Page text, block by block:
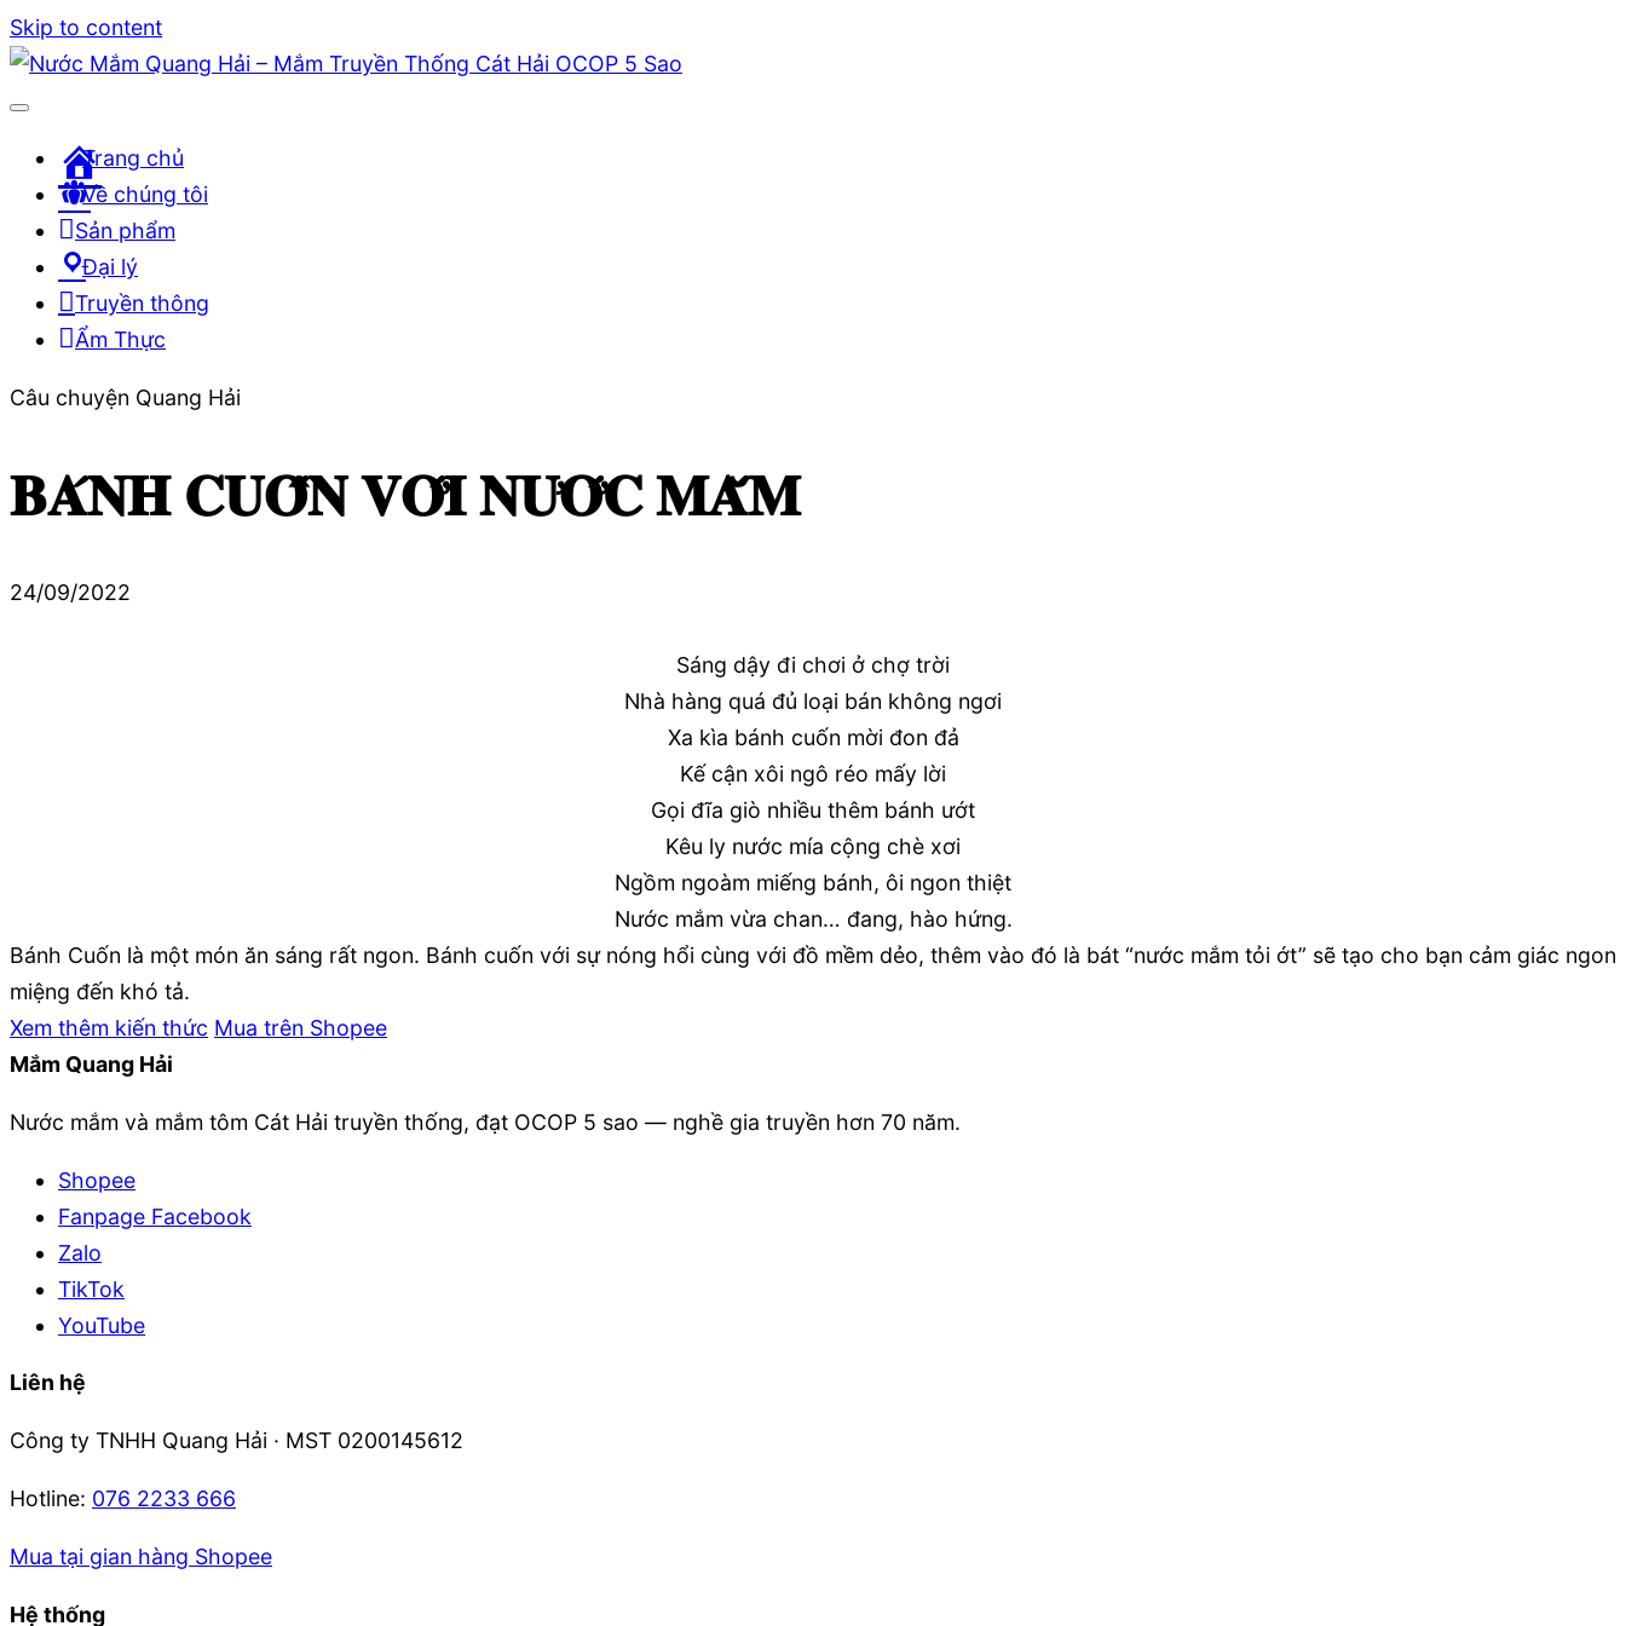
Skip to content
Trang chủ
Về chúng tôi
Sản phẩm
Đại lý
Truyền thông
Ẩm Thực
Câu chuyện Quang Hải
𝐁𝐀́𝐍𝐇 𝐂𝐔𝐎̂́𝐍 𝐕𝐎̛́𝐈 𝐍𝐔̛𝐎̛́𝐂 𝐌𝐀̆́𝐌
24/09/2022
Sáng dậy đi chơi ở chợ trời
Nhà hàng quá đủ loại bán không ngơi
Xa kìa bánh cuốn mời đon đả
Kế cận xôi ngô réo mấy lời
Gọi đĩa giò nhiều thêm bánh ướt
Kêu ly nước mía cộng chè xơi
Ngồm ngoàm miếng bánh, ôi ngon thiệt
Nước mắm vừa chan… đang, hào hứng.
Bánh Cuốn là một món ăn sáng rất ngon. Bánh cuốn với sự nóng hổi cùng với đồ mềm dẻo, thêm vào đó là bát “nước mắm tỏi ớt” sẽ tạo cho bạn cảm giác ngon
miệng đến khó tả.
Xem thêm kiến thức Mua trên Shopee
Mắm Quang Hải
Nước mắm và mắm tôm Cát Hải truyền thống, đạt OCOP 5 sao — nghề gia truyền hơn 70 năm.
Shopee
Fanpage Facebook
Zalo
TikTok
YouTube
Liên hệ
Công ty TNHH Quang Hải · MST 0200145612
Hotline: 076 2233 666
Mua tại gian hàng Shopee
Hệ thống